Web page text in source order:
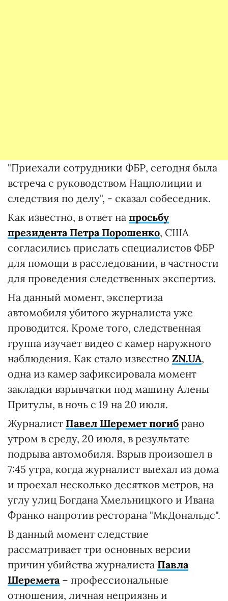
"Приехали сотрудники ФБР, сегодня была
встреча с руководством Нацполиции и
следствия по делу", - сказал собеседник.
Как известно, в ответ на просьбу
президента Петра Порошенко, США
согласились прислать специалистов ФБР
для помощи в расследовании, в частности
для проведения следственных экспертиз.
На данный момент, экспертиза
автомобиля убитого журналиста уже
проводится. Кроме того, следственная
группа изучает видео с камер наружного
наблюдения. Как стало известно ZN.UA,
одна из камер зафиксировала момент
закладки взрывчатки под машину Алены
Притулы, в ночь с 19 на 20 июля.
Журналист Павел Шеремет погиб рано
утром в среду, 20 июля, в результате
подрыва автомобиля. Взрыв произошел в
7:45 утра, когда журналист выехал из дома
и проехал несколько десятков метров, на
углу улиц Богдана Хмельницкого и Ивана
Франко напротив ресторана "МкДональдс".
В данный момент следствие
рассматривает три основных версии
причин убийства журналиста Павла
Шеремета – профессиональные
отношения, личная неприязнь и